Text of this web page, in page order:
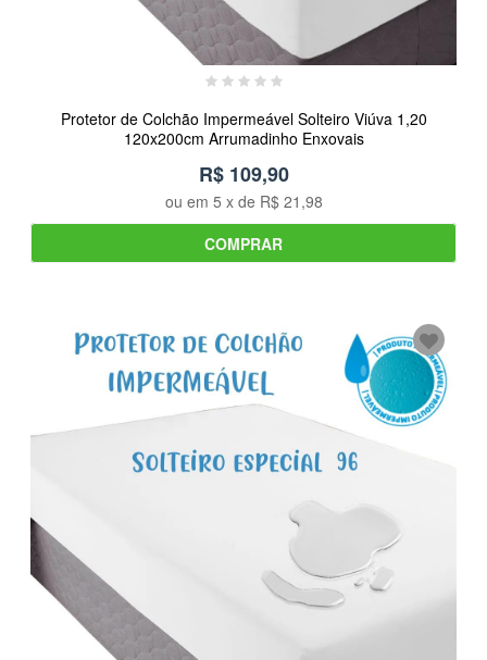
Protetor de Colchão Impermeável Solteiro Viúva 1,20
120x200cm Arrumadinho Enxovais
R$ 109,90
ou em 5 x de R$ 21,98
COMPRAR